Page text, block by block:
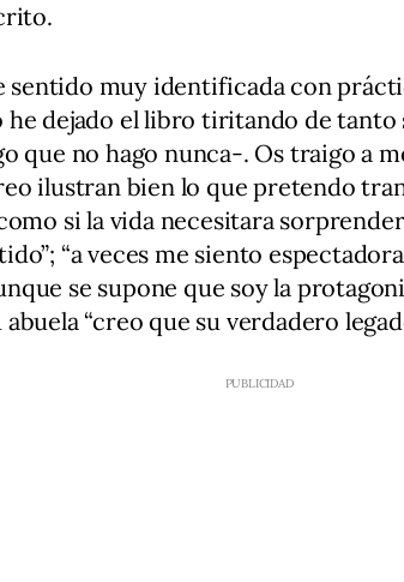
sentido muy identificada con
he dejado el libro tiritando de tanto
que no hago nunca-. Os traigo a
ilustran bien lo que pretendo
si la vida necesitara
“a veces me siento
se supone que soy la
“creo que su verdadero